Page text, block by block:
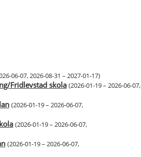
06-07,2026-08-31 – 2027-01-17)
Fridlevstad skola (2026-01-19 – 2026-06-07,
(2026-01-19 – 2026-06-07,
(2026-01-19 – 2026-06-07,
(2026-01-19 – 2026-06-07,